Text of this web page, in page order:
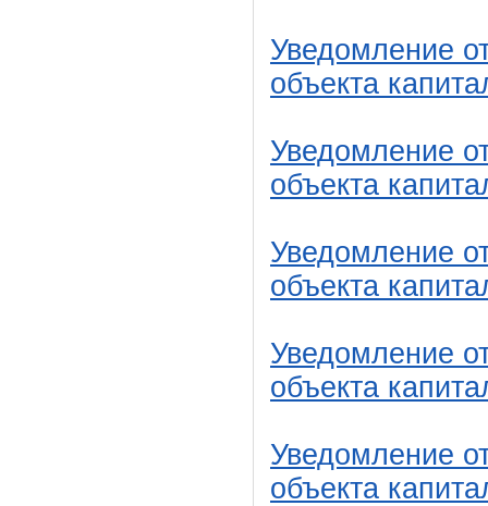
Уведомление
объекта
Уведомление
объекта
Уведомление
объекта
Уведомление
объекта
Уведомление
объекта